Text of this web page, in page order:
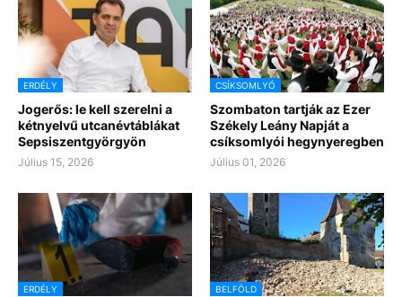
ERDÉLY
Jogerős: le kell szerelni a
kétnyelvű utcanévtáblákat
Sepsiszentgyörgyön
Július 15, 2026
CSÍKSOMLYÓ
Szombaton tartják az Ezer
Székely Leány Napját a
csíksomlyói hegynyeregben
Július 01, 2026
ERDÉLY BELFÖLD